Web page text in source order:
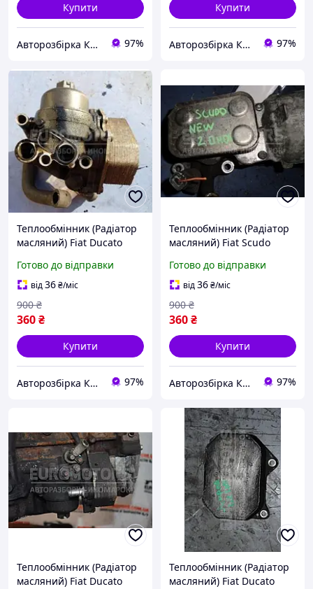
Купити
Авторозбірка Київ б/у автозапчастини 97%
Купити
Авторозбірка Київ б/у автозапчастини 97%
Теплообмінник (Радіатор
масляний) Fiat Ducato
6790875821 17340
Готово до відправки
від36₴/міс
360₴
900 ₴
Купити
Авторозбірка Київ б/у автозапчастини 97%
Теплообмінник (Радіатор
масляний) Fiat Scudo
21326
Готово до відправки
від36₴/міс
360₴
900 ₴
Купити
Авторозбірка Київ б/у автозапчастини 97%
Теплообмінник (Радіатор
масляний) Fiat Ducato
Теплообмінник (Радіатор
масляний) Fiat Ducato